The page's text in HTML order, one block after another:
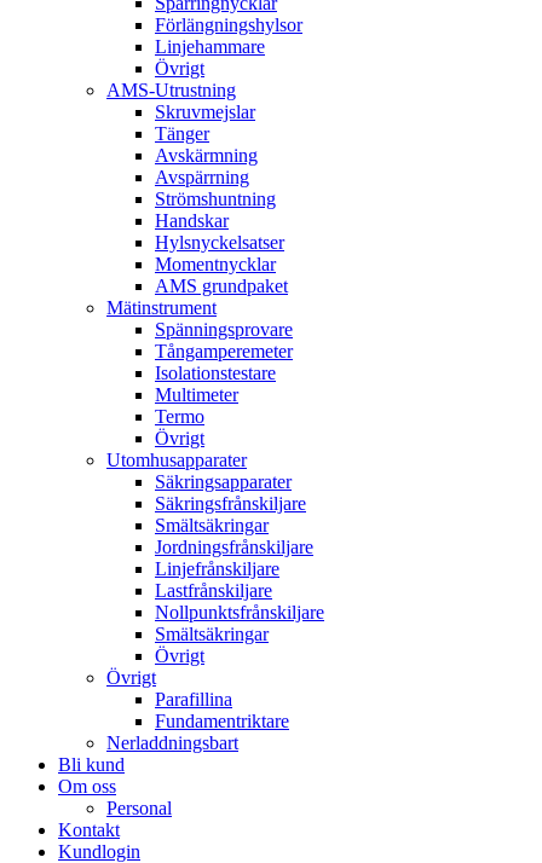
Förlängningshylsor
Linjehammare
Övrigt
AMS-Utrustning
Skruvmejslar
Tänger
Avskärmning
Avspärrning
Strömshuntning
Handskar
Hylsnyckelsatser
Momentnycklar
AMS grundpaket
Mätinstrument
Spänningsprovare
Tångamperemeter
Isolationstestare
Multimeter
Termo
Övrigt
Utomhusapparater
Säkringsapparater
Säkringsfrånskiljare
Smältsäkringar
Jordningsfrånskiljare
Linjefrånskiljare
Lastfrånskiljare
Nollpunktsfrånskiljare
Smältsäkringar
Övrigt
Övrigt
Parafillina
Fundamentriktare
Nerladdningsbart
Bli kund
Om oss
Personal
Kontakt
Kundlogin